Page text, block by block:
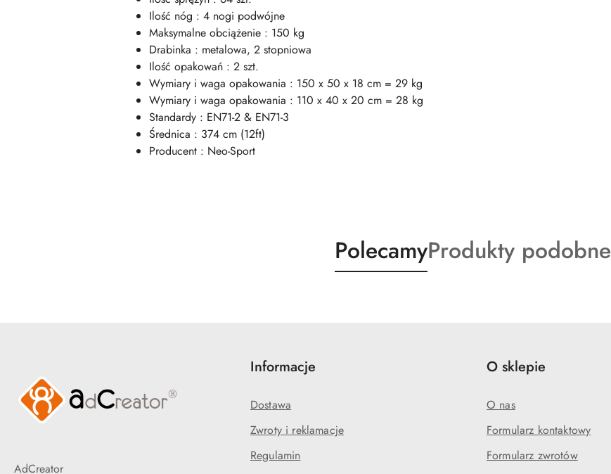
Ilość nóg : 4 nogi podwójne
Maksymalne obciążenie : 150 kg
Drabinka : metalowa, 2 stopniowa
Ilość opakowań : 2 szt.
Wymiary i waga opakowania : 150 x 50 x 18 cm = 29 kg
Wymiary i waga opakowania : 110 x 40 x 20 cm = 28 kg
Standardy : EN71-2 & EN71-3
Średnica : 374 cm (12ft)
Producent : Neo-Sport
Produkty
o
PolecamyProdukty
o
Produkty podobne
AdCreator
Informacje
Dostawa
Zwroty i reklamacje
Regulamin
O sklepie
O nas
Formularz kontaktowy
Formularz zwrotów